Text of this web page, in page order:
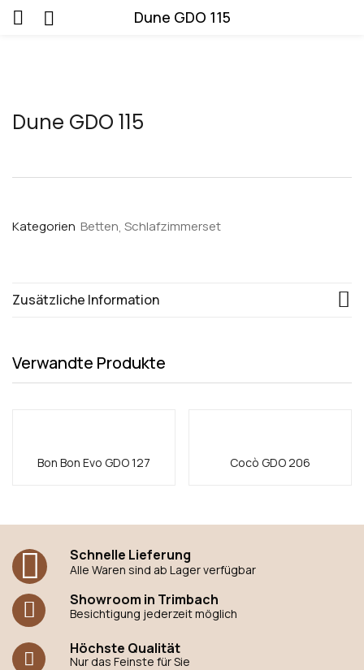
Dune GDO 115
Dune GDO 115
Kategorien Betten Schlafzimmerset
Zusätzliche Information
Verwandte Produkte
Bon Bon Evo GDO 127 Cocò GDO 206
Schnelle Lieferung
Alle Waren sind ab Lager verfügbar
Showroom in Trimbach
Besichtigung jederzeit möglich
Höchste Qualität
Nur das Feinste für Sie